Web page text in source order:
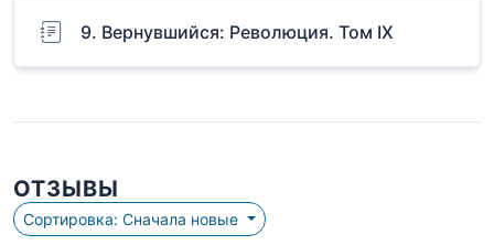
9. Вернувшийся: Революция. Том IX
ОТЗЫВЫ
Сортировка: Сначала новые